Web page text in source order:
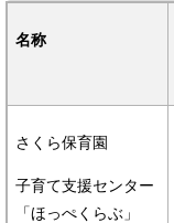
名称
さくら保育園
子育て支援センター
「ほっぺくらぶ」